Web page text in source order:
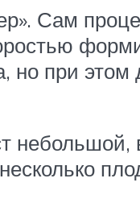
Сам
но при